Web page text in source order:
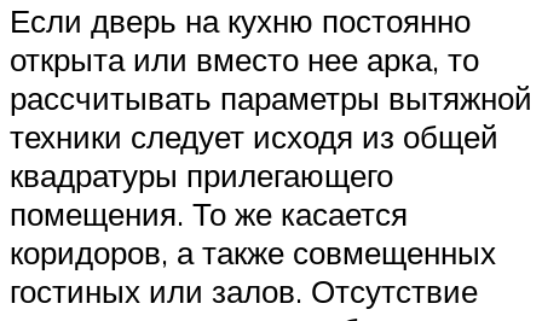
Если дверь на кухню постоянно
открыта или вместо нее арка, то
рассчитывать параметры вытяжной
техники следует исходя из общей
квадратуры прилегающего
помещения. То же касается
коридоров, а также совмещенных
гостиных или залов. Отсутствие